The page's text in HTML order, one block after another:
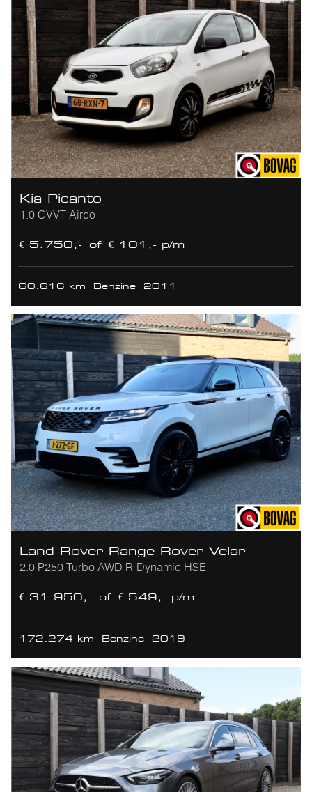
Kia Picanto
1.0 CVVT Airco
€ 5.750,- of € 101,- p/m
60.616 km Benzine 2011
Land Rover Range Rover Velar
2.0 P250 Turbo AWD R-Dynamic HSE
€ 31.950,- of € 549,- p/m
172.274 km Benzine 2019